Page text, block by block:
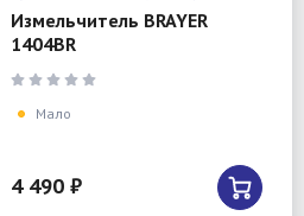
Измельчитель BRAYER
1404BR
Мало
4 490 ₽